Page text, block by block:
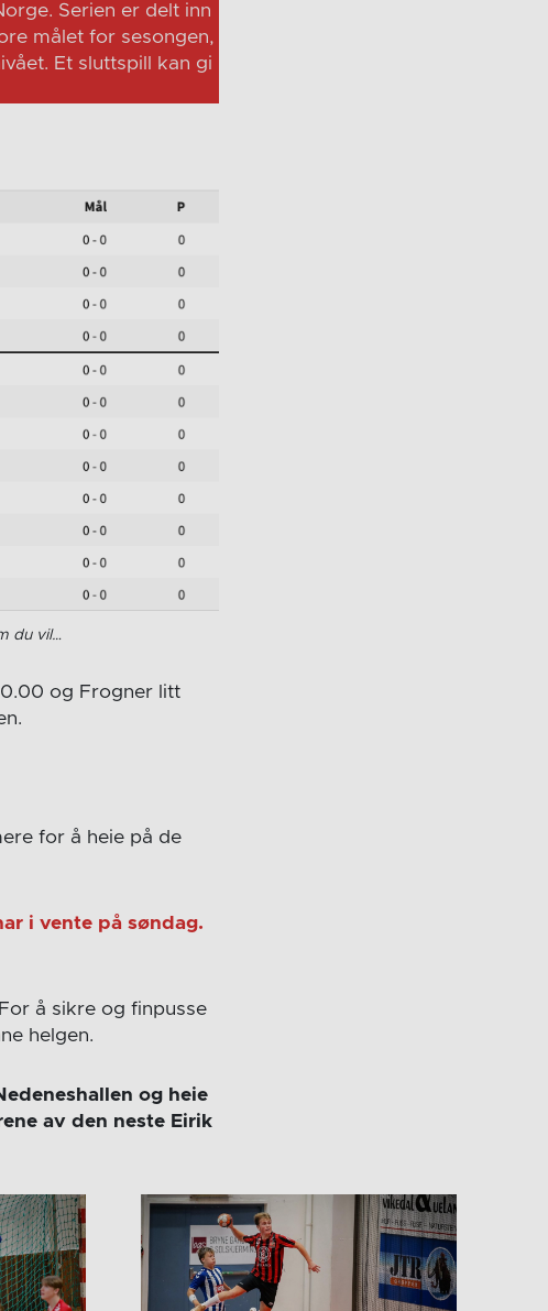
Serien er delt inn
målet for sesongen,
Et sluttspill kan gi
du vil…
og Frogner litt
for å heie på de
i vente på søndag.
å sikre og finpusse
helgen.
og heie
av den neste Eirik